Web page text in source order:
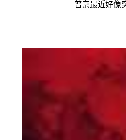
普京最近好像